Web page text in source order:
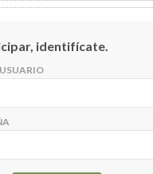
identifícate.